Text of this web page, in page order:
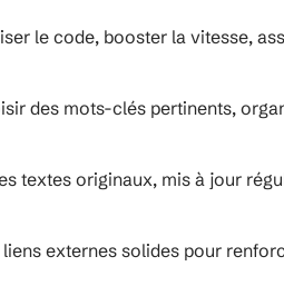
le code, booster la vitesse,
des mots-clés pertinents,
textes originaux, mis à jour
liens externes solides pour